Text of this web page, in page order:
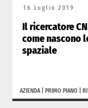
16 Luglio 2019
Il ricercatore
come nascono
spaziale
AZIENDA| PRIMO PIANO